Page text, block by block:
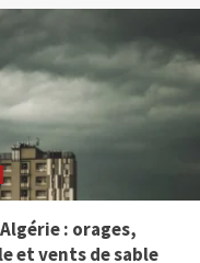
: orages,
et vents de sable